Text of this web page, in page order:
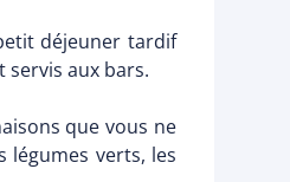
déjeuner tardif
servis aux bars.
que vous ne
légumes verts, les